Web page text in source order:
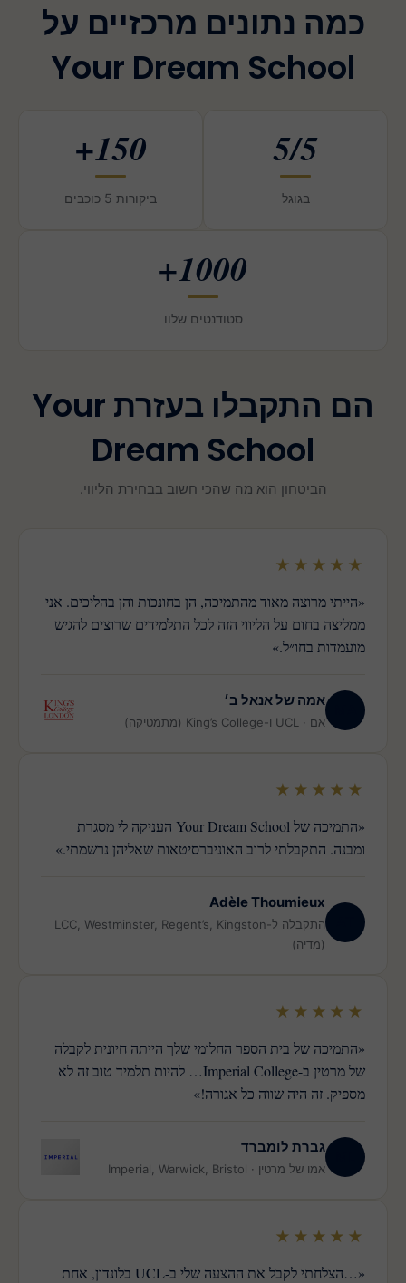
כמה נתונים מרכזיים על
Your Dream School
5/5
בגוגל
150+
ביקורות 5 כוכבים
1000+
סטודנטים שלוו
הם התקבלו בעזרת Your
Dream School
הביטחון הוא מה שהכי חשוב בבחירת הליווי.
★★★★★
«הייתי מרוצה מאוד מהתמיכה, הן בחונכות והן בהליכים. אני
ממליצה בחום על הליווי הזה לכל התלמידים שרוצים להגיש
מועמדות בחו״ל.»
MA
אמה של אנאל ב׳
אם · UCL ו-King’s College (מתמטיקה)
★★★★★
«התמיכה של Your Dream School העניקה לי מסגרת
ומבנה. התקבלתי לרוב האוניברסיטאות שאליהן נרשמתי.»
AT
Adèle Thoumieux
התקבלה ל-LCC, Westminster, Regent’s, Kingston
(מדיה)
★★★★★
«התמיכה של בית הספר החלומי שלך הייתה חיונית לקבלה
של מרטין ב-Imperial College… להיות תלמיד טוב זה לא
מספיק. זה היה שווה כל אגורה!»
ML
גברת לומברד
אמו של מרטין · Imperial, Warwick, Bristol
★★★★★
«…הצלחתי לקבל את ההצעה שלי ב-UCL בלונדון, אחת